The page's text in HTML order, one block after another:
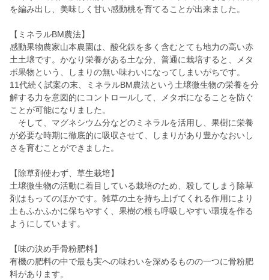
を編み出し、美味しく甘い感動桃を育てることが出来ました。
【ミネラルBM農法】
感動果物農家山本農園は、酸化鉄を多く含むとても地力の高い赤
土土壌です。かなり栄養がある土な分、普通に栽培すると、メタ
ボ果物という、しまりの無い味わいになってしまいがちです。
11代続く試案の末、ミネラルBM農法という土壌微生物の栄養を分
解する力を意図的にコントロールして、メタボになることを防ぐ
ことが可能になりました。
そして、マグネシウム分などのミネラルを活用し、果樹に栄養
が必要な時期に徹底的に吸収させて、しまりがあり豊かなおいし
さを育むことができました。
【除草剤使わず、草生栽培】
土壌微生物の活動に着目している栽培のため、殺してしまう除草
剤はもってのほかです。雑草の土を持ち上げてくれる作用により
土もふかふかに保ちやすく、果樹の根も呼吸しやすい環境を作る
ようにしています。
【味の決め手骨粉肥料】
有機の肥料の中で最も実への味わいを深めるものの一つに骨粉肥
料があります。